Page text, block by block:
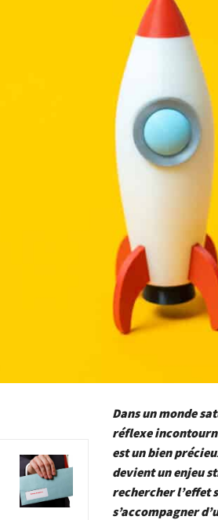
Dans un monde
réflexe
est un bien
devient un enjeu
rechercher l’effet
s’accompagner